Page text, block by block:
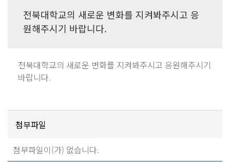
전북대학교의 새로운 변화를 지켜봐주시고 응
원해주시기 바랍니다.
전북대학교의 새로운 변화를 지켜봐주시고 응원해주시기
바랍니다.
첨부파일
첨부파일이(가) 없습니다.